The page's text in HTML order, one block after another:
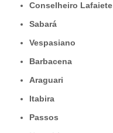
Conselheiro Lafaiete
Sabará
Vespasiano
Barbacena
Araguari
Itabira
Passos